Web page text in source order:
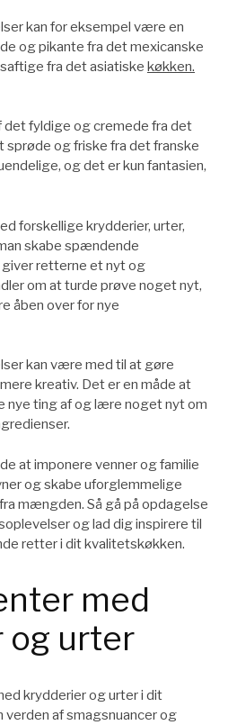
kan for eksempel være en
og pikante fra det mexicanske
fra det asiatiske køkken.
det fyldige og cremede fra det
sprøde og friske fra det franske
og det er kun fantasien,
forskellige krydderier, urter,
skabe spændende
retterne et nyt og
om at turde prøve noget nyt,
åben over for nye
kan være med til at gøre
kreativ. Det er en måde at
nye ting af og lære noget nyt om
at imponere venner og familie
og skabe uforglemmelige
mængden. Så gå på opdagelse
og lad dig inspirere til
retter i dit kvalitetskøkken.
med
og urter
krydderier og urter i dit
verden af smagsnuancer og